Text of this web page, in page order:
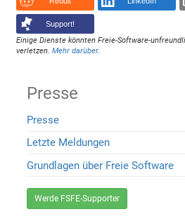
Support!
Einige Dienste könnten Freie-Software-
verletzen.Mehr darüber.
Presse
Presse
Letzte Meldungen
Grundlagen über Freie Software
Werde FSFE-Supporter